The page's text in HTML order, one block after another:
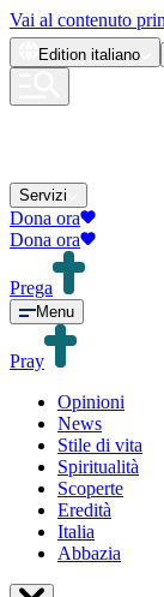
Vai al contenuto
Edition italiano
Servizi
Dona ora
Dona ora
Prega
Menu
Pray
Opinioni
News
Stile di vita
Spiritualità
Scoperte
Eredità
Italia
Abbazia